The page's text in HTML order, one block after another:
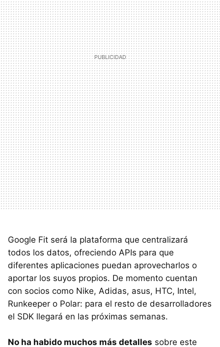
Google Fit será la plataforma que centralizará
todos los datos, ofreciendo APIs para que
diferentes aplicaciones puedan aprovecharlos o
aportar los suyos propios. De momento cuentan
con socios como Nike, Adidas, asus, HTC, Intel,
Runkeeper o Polar: para el resto de desarrolladores
el SDK llegará en las próximas semanas.
No ha habido muchos más detalles sobre este